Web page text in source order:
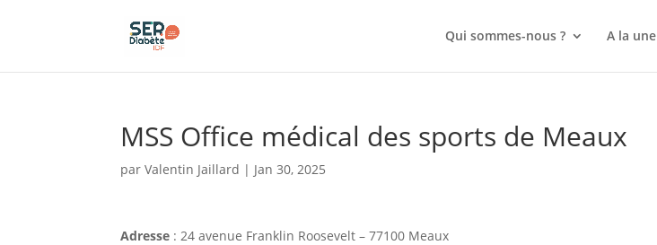
Qui sommes-nous ?
A la une
MSS Office médical des sports de Meaux
parValentin Jaillard | Jan 30, 2025
Adresse : 24 avenue Franklin Roosevelt – 77100 Meaux